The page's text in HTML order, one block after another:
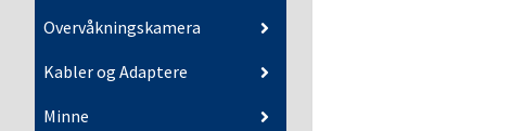
Overvåkningskamera
Kabler og Adaptere
Minne